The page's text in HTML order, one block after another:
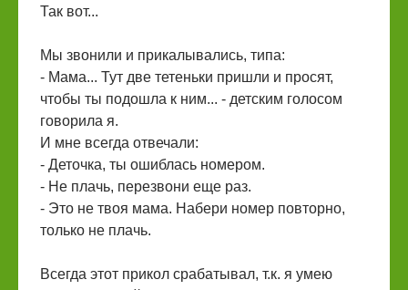
Так вот...
Мы звонили и прикалывались, типа:
- Мама... Тут две тетеньки пришли и просят,
чтобы ты подошла к ним... - детским голосом
говорила я.
И мне всегда отвечали:
- Деточка, ты ошиблась номером.
- Не плачь, перезвони еще раз.
- Это не твоя мама. Набери номер повторно,
только не плачь.
Всегда этот прикол срабатывал, т.к. я умею